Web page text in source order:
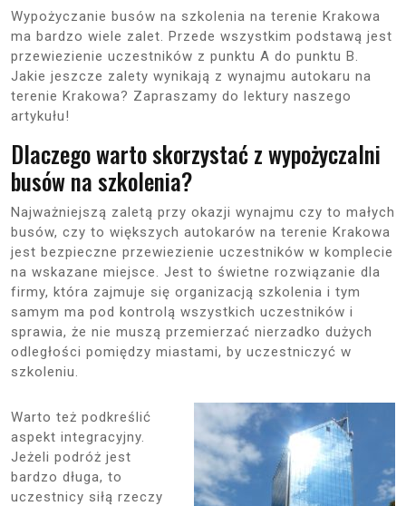
Wypożyczanie busów na szkolenia na terenie Krakowa
ma bardzo wiele zalet. Przede wszystkim podstawą jest
przewiezienie uczestników z punktu A do punktu B.
Jakie jeszcze zalety wynikają z wynajmu autokaru na
terenie Krakowa? Zapraszamy do lektury naszego
artykułu!
Dlaczego warto skorzystać z wypożyczalni
busów na szkolenia?
Najważniejszą zaletą przy okazji wynajmu czy to małych
busów, czy to większych autokarów na terenie Krakowa
jest bezpieczne przewiezienie uczestników w komplecie
na wskazane miejsce. Jest to świetne rozwiązanie dla
firmy, która zajmuje się organizacją szkolenia i tym
samym ma pod kontrolą wszystkich uczestników i
sprawia, że nie muszą przemierzać nierzadko dużych
odległości pomiędzy miastami, by uczestniczyć w
szkoleniu.
Warto też podkreślić
aspekt integracyjny.
Jeżeli podróż jest
bardzo długa, to
uczestnicy siłą rzeczy